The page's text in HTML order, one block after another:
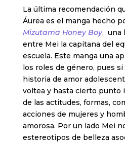
La última recomendación
Áurea es el manga hecho
Mizutama Honey Boy, una
entre Mei la capitana del
escuela. Este manga una
los roles de género, pues
historia de amor
voltea y hasta cierto punto
de las actitudes, formas,
acciones de mujeres y
amorosa. Por un lado Mei
estereotipos de belleza